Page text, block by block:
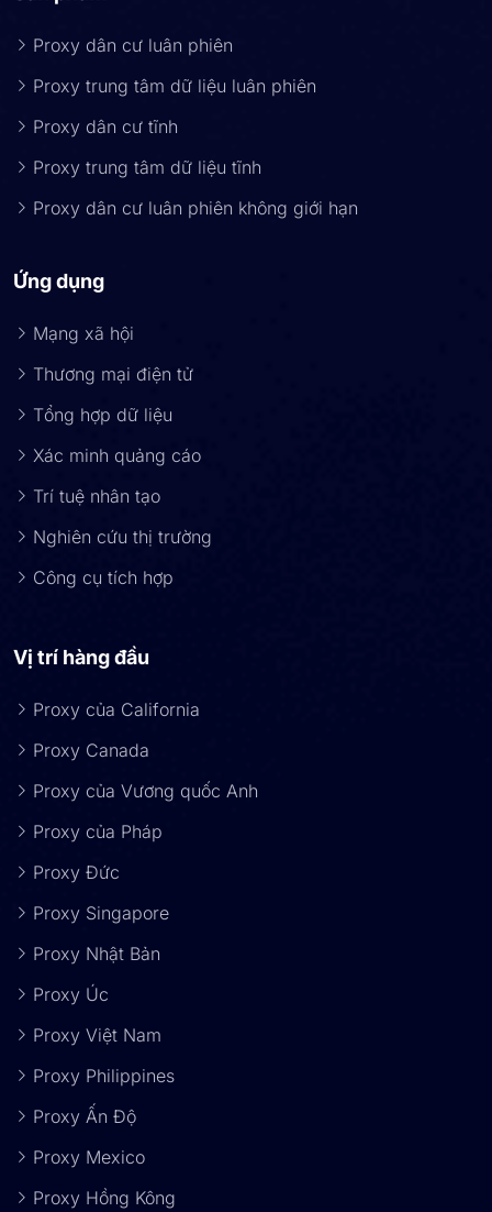
Proxy dân cư luân phiên
Proxy trung tâm dữ liệu luân phiên
Proxy dân cư tĩnh
Proxy trung tâm dữ liệu tĩnh
Proxy dân cư luân phiên không giới hạn
Ứng dụng
Mạng xã hội
Thương mại điện tử
Tổng hợp dữ liệu
Xác minh quảng cáo
Trí tuệ nhân tạo
Nghiên cứu thị trường
Công cụ tích hợp
Vị trí hàng đầu
Proxy của California
Proxy Canada
Proxy của Vương quốc Anh
Proxy của Pháp
Proxy Đức
Proxy Singapore
Proxy Nhật Bản
Proxy Úc
Proxy Việt Nam
Proxy Philippines
Proxy Ấn Độ
Proxy Mexico
Proxy Hồng Kông